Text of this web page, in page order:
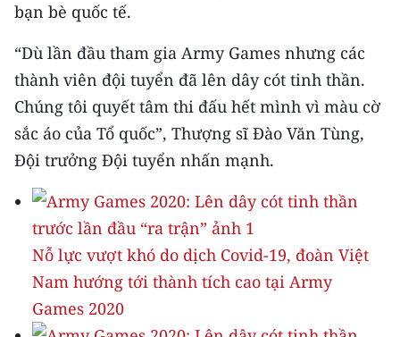
bạn bè quốc tế.
“Dù lần đầu tham gia Army Games nhưng các
thành viên đội tuyển đã lên dây cót tinh thần.
Chúng tôi quyết tâm thi đấu hết mình vì màu cờ
sắc áo của Tổ quốc”, Thượng sĩ Đào Văn Tùng,
Đội trưởng Đội tuyển nhấn mạnh.
Nỗ lực vượt khó do dịch Covid-19, đoàn Việt
Nam hướng tới thành tích cao tại Army
Games 2020